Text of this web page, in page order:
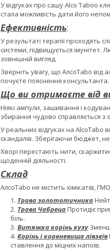
У відгуках про сашу Alco Taboo
стала можливість дати його
Ефективність:
У результаті терапії проходять
системи, підвищується
зовнішній вигляд.
Зверніть увагу, що АлcoTabo від
почуєте пояснення консультанта.
Що ви отримаєте від
Ніякі ампули, зашивання і
збирання чудово справляється з
У реальних відгуках на AlcoTabo
скандалів. Зберігаючи бюджет,
Хворі перестають нити,
щоденній діяльності.
Склад
АлcoTabo не містить хімікатів,
Трава золототичника
Трава ЧабрецаПротидіє
біль.
Витяжка корінь кузу
Корінь і кореневища лівзеїв
ставлення до міцних напоїв.